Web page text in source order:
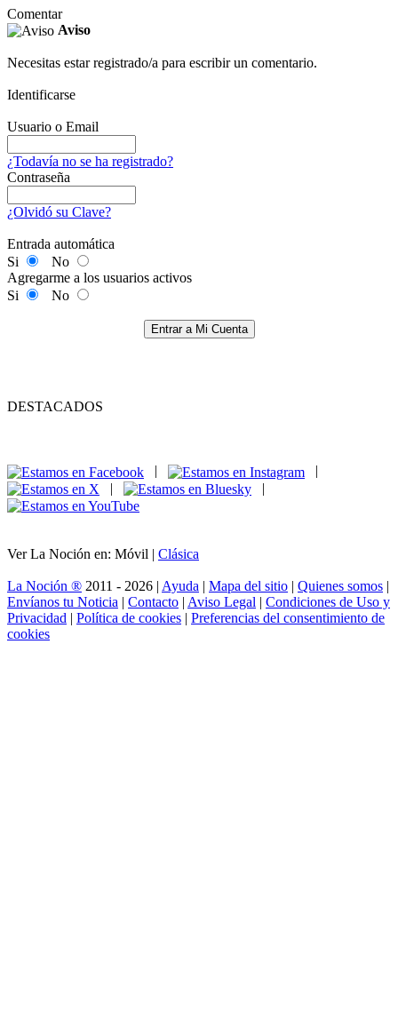
Comentar
Aviso
Necesitas estar registrado/a para escribir un comentario.
Identificarse
Usuario o Email
¿Todavía no se ha registrado?
Contraseña
¿Olvidó su Clave?
Entrada automática
Si
No
Agregarme a los usuarios activos
Si
No
Entrar a Mi Cuenta
DESTACADOS
|
|
Ver La Noción en: Móvil | Clásica
La Noción ® 2011 - 2026 | Ayuda | Mapa del sitio | Quienes somos |
Envíanos tu Noticia | Contacto | Aviso Legal | Condiciones de Uso y
Privacidad | Política de cookies | Preferencias del consentimiento de
cookies